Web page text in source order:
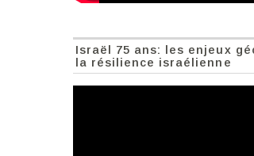
Israël 75 ans: les enjeux
la résilience israélienne